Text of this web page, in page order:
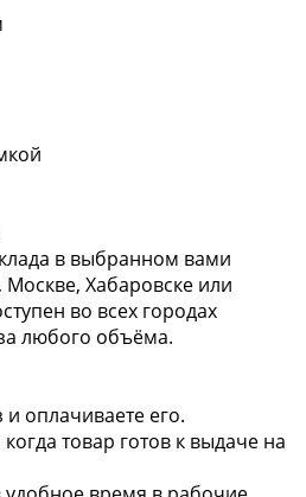
в выбранном вами
Хабаровске или
во всех городах
любого объёма.
оплачиваете его.
товар готов к выдаче на